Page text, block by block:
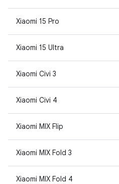
Xiaomi 15 Pro
Xiaomi 15 Ultra
Xiaomi Civi 3
Xiaomi Civi 4
Xiaomi MIX Flip
Xiaomi MIX Fold 3
Xiaomi MIX Fold 4